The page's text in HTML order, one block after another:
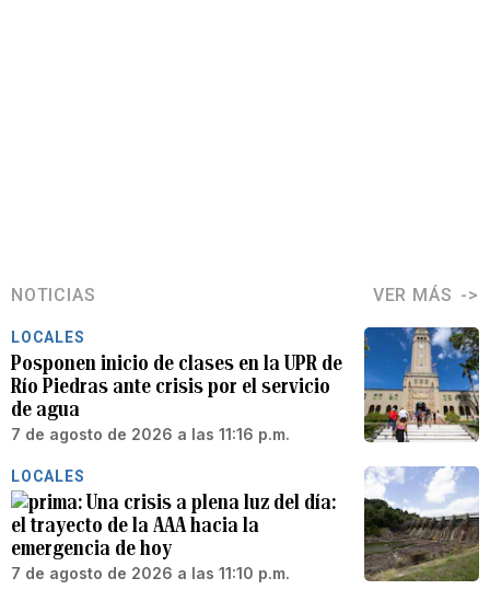
NOTICIAS VER MÁS
LOCALES
Posponen inicio de clases en la UPR de
Río Piedras ante crisis por el servicio
de agua
7 de agosto de 2026 a las 11:16 p.m.
LOCALES
Una crisis a plena luz del día:
el trayecto de la AAA hacia la
emergencia de hoy
7 de agosto de 2026 a las 11:10 p.m.